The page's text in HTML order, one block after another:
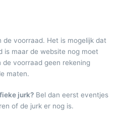
voorraad. Het is mogelijk dat
is maar de website nog moet
voorraad geen rekening
maten.
jurk? Bel dan eerst eventjes
of de jurk er nog is.